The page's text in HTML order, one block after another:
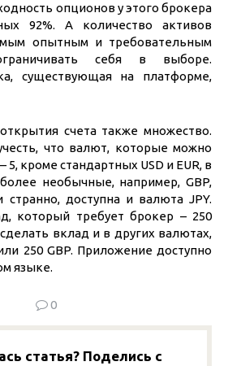
опционов у этого брокера
92%. А количество активов
опытным и требовательным
себя в выборе.
существующая на платформе,
счета также множество.
что валют, которые можно
кроме стандартных USD и EUR, в
необычные, например, GBP,
странно, доступна и валюта JPY.
который требует брокер – 250
вклад и в других валютах,
250 GBP. Приложение доступно
языке.
0
статья? Поделись с